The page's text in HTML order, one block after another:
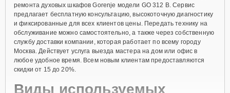
ремонта духовых шкафов Gorenje модели GO 312 B. Сервис
предлагает бесплатную консультацию, высокоточную диагностику
и фиксированные для всех клиентов цены. Передать технику на
обслуживание можно самостоятельно, а также через собственную
службу доставки компании, которая работает по всему городу
Москва. Действует услуга выезда мастера на дом или офис в
любое удобное время. Всем новым клиентам предоставляются
скидки от 15 до 20%.
Виды используемых